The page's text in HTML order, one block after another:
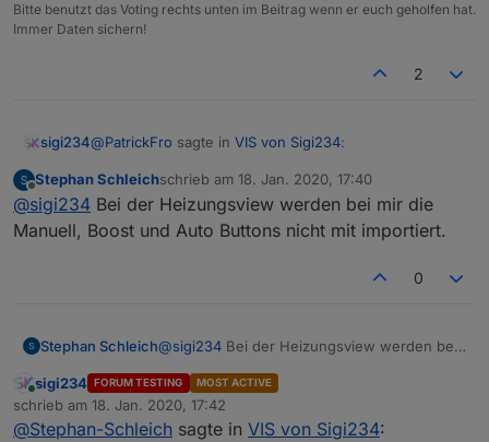
design-widets-netzwerk-status
coronavirus-statistics-for-iobroker
Icons sind von@stimezo
https://forum.iobroker.net/topic/31011/vis-inventwo-
https://forum.iobroker.net/topic/30363/projekt-mdcss-
v2-material-design-css-version-2
Edit: Neue Versionen:
Bitte benutzt das Voting rechts unten im Beitrag wenn er euch geholfen hat.
Immer Daten sichern!
2
sigi234@PatrickFro sagte in VIS von Sigi234:
@ sigi234Würdest Du den Heizungs-View zur
Verfügung stellen? Sehe ich richtig, dass sogar
die korrekte Temperatur auf dem Abbild des
VIEW_Heizung_1.txt
angezeigt wird?
Ja, kannst du einstellen.
Offline
Stephan Schleichschrieb am 18. Jan. 2020, 17:40
zuletzt editiert von
@sigi234 Bei der Heizungsview werden bei mir die
Manuell, Boost und Auto Buttons nicht mit importiert.
0
Stephan Schleich@sigi234 Bei der Heizungsview werden bei
nicht mit importiert.
Online
sigi234 FORUM TESTING MOST ACTIVE
schrieb am 18. Jan. 2020, 17:42
zuletzt editiert von
@Stephan-Schleich sagte in VIS von Sigi234: